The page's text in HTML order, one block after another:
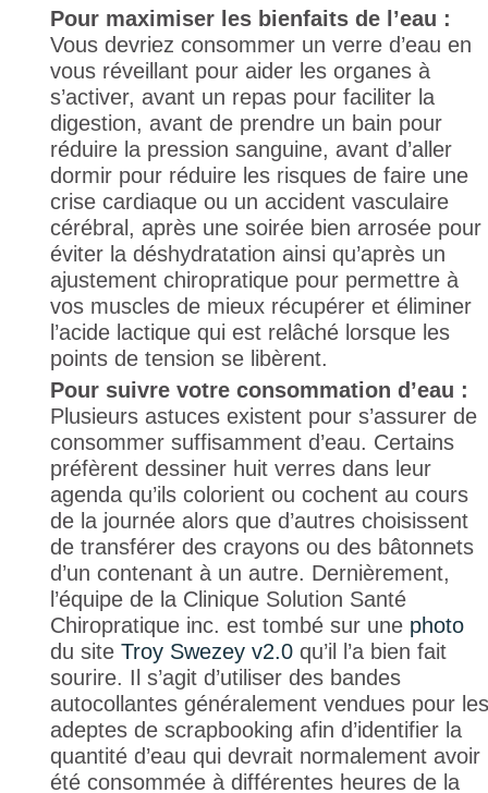
Pour maximiser les bienfaits de l’eau :
Vous devriez consommer un verre d’eau en
vous réveillant pour aider les organes à
s’activer, avant un repas pour faciliter la
digestion, avant de prendre un bain pour
réduire la pression sanguine, avant d’aller
dormir pour réduire les risques de faire une
crise cardiaque ou un accident vasculaire
cérébral, après une soirée bien arrosée pour
éviter la déshydratation ainsi qu’après un
ajustement chiropratique pour permettre à
vos muscles de mieux récupérer et éliminer
l’acide lactique qui est relâché lorsque les
points de tension se libèrent.
Pour suivre votre consommation d’eau :
Plusieurs astuces existent pour s’assurer de
consommer suffisamment d’eau. Certains
préfèrent dessiner huit verres dans leur
agenda qu’ils colorient ou cochent au cours
de la journée alors que d’autres choisissent
de transférer des crayons ou des bâtonnets
d’un contenant à un autre. Dernièrement,
l’équipe de la Clinique Solution Santé
Chiropratique inc. est tombé sur une photo
du site Troy Swezey v2.0 qu’il l’a bien fait
sourire. Il s’agit d’utiliser des bandes
autocollantes généralement vendues pour les
adeptes de scrapbooking afin d’identifier la
quantité d’eau qui devrait normalement avoir
été consommée à différentes heures de la